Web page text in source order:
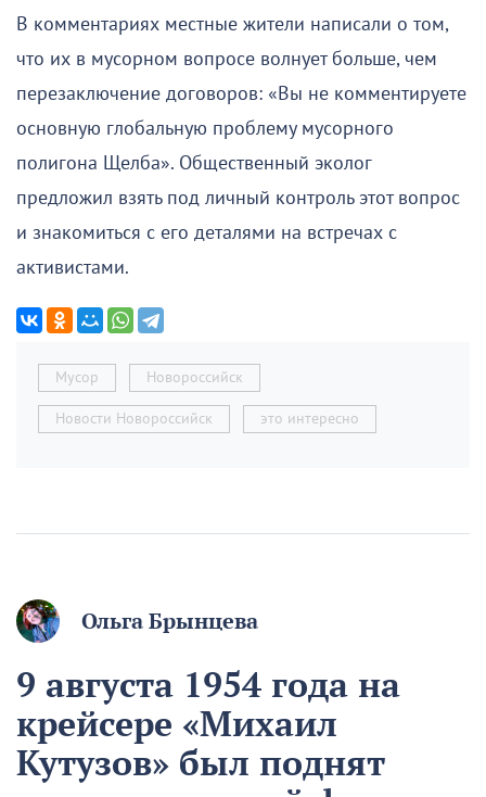
В комментариях местные жители написали о том,
что их в мусорном вопросе волнует больше, чем
перезаключение договоров: «Вы не комментируете
основную глобальную проблему мусорного
полигона Щелба». Общественный эколог
предложил взять под личный контроль этот вопрос
и знакомиться с его деталями на встречах с
активистами.
Мусор Новороссийск
Новости Новороссийск это интересно
Ольга Брынцева
9 августа 1954 года на
крейсере «Михаил
Кутузов» был поднят